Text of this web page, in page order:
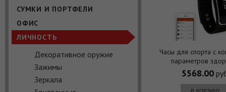
СУМКИ И ПОРТФЕЛИ
ОФИС
ЛИЧНОСТЬ
Декоративное оружие
Зажимы
Зеркала
Часы для спорта с
параметров
5568.00
в корзину